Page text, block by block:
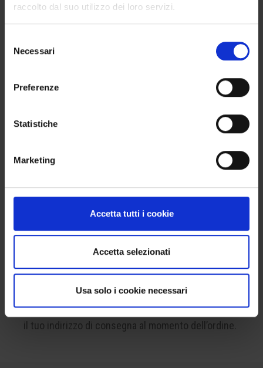
raccolto dal suo utilizzo dei loro servizi.
delNecessari
Preferenze
Statistiche
Marketing
Accetta tutti i cookie
Accetta selezionati
Usa solo i cookie necessari
Nessun problema. Puoi ordinare anche 8, 12, 16
sempre un multiplo di 4, così da ottenere una box
Temperatura di cottura consigliata: 950–970 °C
garantisce la giusta fusione e valorizza la resa
finale del colore.
SPEDIAMO IN TUTTO IL MONDO
La spedizione è disponibile a livello internazionale.
Per conoscere le spese precise, ti basterà inserire
il tuo indirizzo di consegna al momento dell’ordine.